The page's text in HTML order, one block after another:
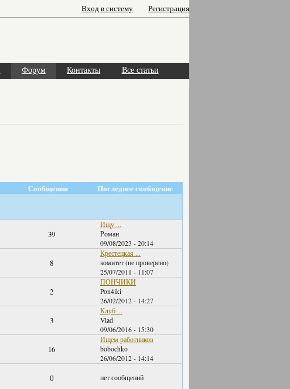
Вход в систему Регистрация
Форум Контакты Все статьи
Сообщения
Последнее сообщение
39
Ищу ...
Роман
09/08/2023 - 20:14
8
Крестецкая ...
комитет (не проверено)
25/07/2011 - 11:07
2
ПОНЧИКИ
Pon4iki
26/02/2012 - 14:27
3
Клуб ...
Vlad
09/06/2016 - 15:30
16
Ищем работников
bobochko
26/06/2012 - 14:14
0 нет сообщений